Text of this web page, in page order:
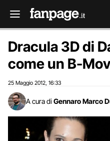
Dracula 3D di
come un B-
25 Maggio 2012 16:33
A cura di Gennaro Marco